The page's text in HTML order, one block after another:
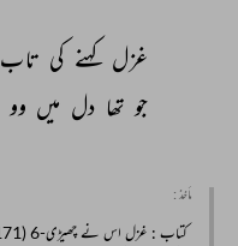
غزل کہنے کی تاب
جو تھا دل میں وو
مأخذ :
کتاب : غزل اس نے چھیڑی-6 (Pg. 171)